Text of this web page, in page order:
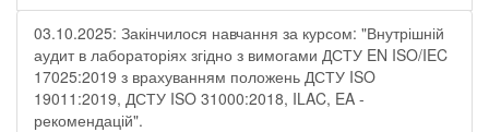
03.10.2025: Закінчилося навчання за курсом: "Внутрішній
аудит в лабораторіях згідно з вимогами ДСТУ EN ISO/IEC
17025:2019 з врахуванням положень ДСТУ ISO
19011:2019, ДСТУ ISO 31000:2018, ILAC, EA -
рекомендацій".